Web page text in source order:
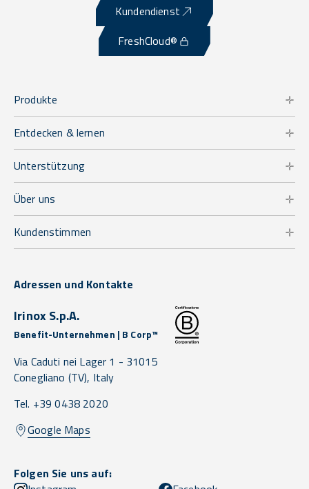
Kundendienst
FreshCloud®
Produkte
Entdecken & lernen
Unterstützung
Über uns
Kundenstimmen
Adressen und Kontakte
Irinox S.p.A.
Benefit-Unternehmen | B Corp™
Via Caduti nei Lager 1 - 31015
Conegliano (TV), Italy
Tel. +39 0438 2020
Google Maps
Folgen Sie uns auf: